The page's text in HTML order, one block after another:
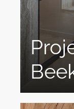
Exclusieve
Door